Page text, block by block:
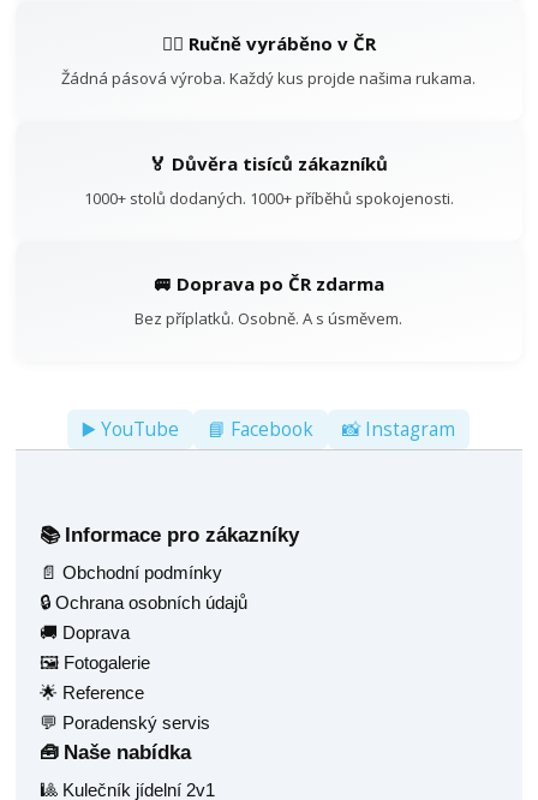
👷‍♂️ Ručně vyráběno v ČR
Žádná pásová výroba. Každý kus projde našima rukama.
🏅 Důvěra tisíců zákazníků
1000+ stolů dodaných. 1000+ příběhů spokojenosti.
🚐 Doprava po ČR zdarma
Bez příplatků. Osobně. A s úsměvem.
▶️ YouTube 📘 Facebook 📸 Instagram
📚 Informace pro zákazníky
📄 Obchodní podmínky
🔒 Ochrana osobních údajů
🚚 Doprava
🖼️ Fotogalerie
🌟 Reference
💬 Poradenský servis
🧰 Naše nabídka
🎱 Kulečník jídelní 2v1